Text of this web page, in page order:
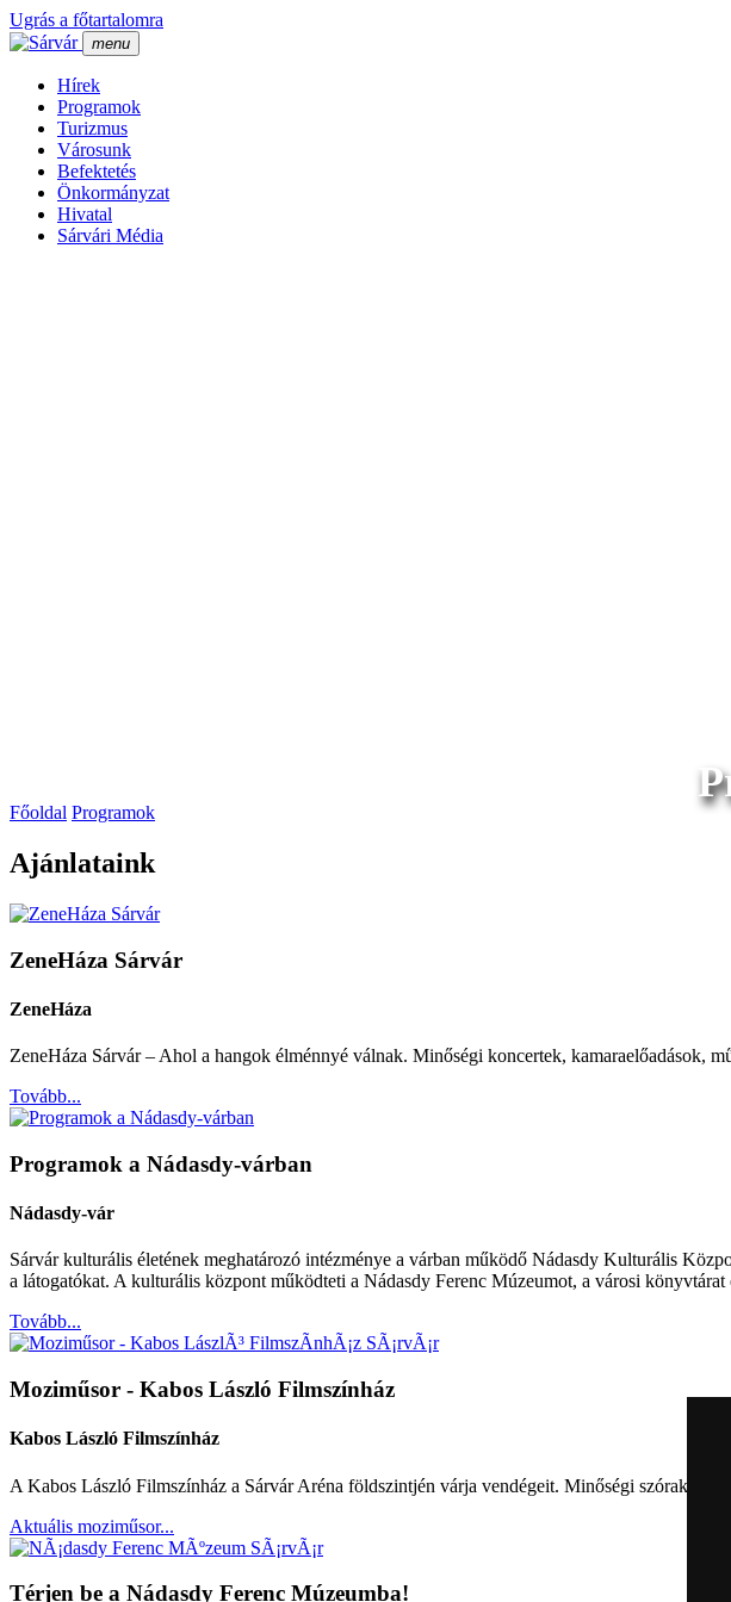
Ugrás a főtartalomra
menu
Hí­rek
Programok
Turizmus
Városunk
Befektetés
Önkormányzat
Hivatal
Sárvári Média
Főoldal Programok
Ajánlataink
ZeneHáza Sárvár
ZeneHáza
ZeneHáza Sárvár – Ahol a hangok élménnyé válnak. Minőségi koncertek, kamaraelőadások,
Tovább...
Programok a Nádasdy-várban
Nádasdy-vár
Sárvár kulturális életének meghatározó intézménye a várban működő Nádasdy Kulturális
a látogatókat. A kulturális központ működteti a Nádasdy Ferenc Múzeumot, a városi
Tovább...
Moziműsor - Kabos László Filmszínház
Kabos László Filmszí­nház
A Kabos László Filmszínház a Sárvár Aréna földszintjén várja vendégeit. Minőségi szórakozás
Aktuális moziműsor...
Térjen be a Nádasdy Ferenc Múzeumba!